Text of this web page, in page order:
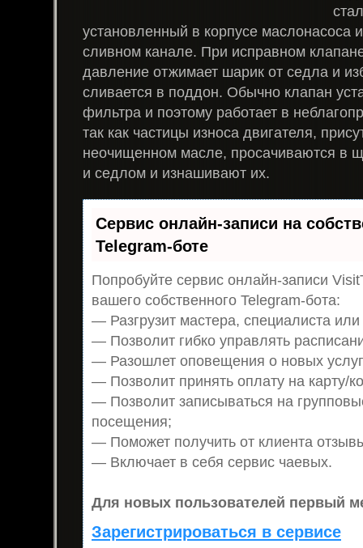
установленный в корпусе маслонасоса
сливном канале. При исправном
давление отжимает шарик от седла и
сливается в поддон. Обычно клапан
фильтра и поэтому работает в
так как частицы износа двигателя,
неочищенном масле, просачиваются в
и седлом и изнашивают их.
Сервис онлайн-записи на
Telegram-боте
Попробуйте сервис онлайн-записи
вашего собственного Telegram-бота:
— Разгрузит мастера, специалиста
— Позволит гибко управлять
— Разошлет оповещения о новых
— Позволит принять оплату на карту/
— Позволит записываться на
посещения;
— Поможет получить от клиента
— Включает в себя сервис чаевых.
Для новых пользователей первый
Зарегистрироваться в сервисе